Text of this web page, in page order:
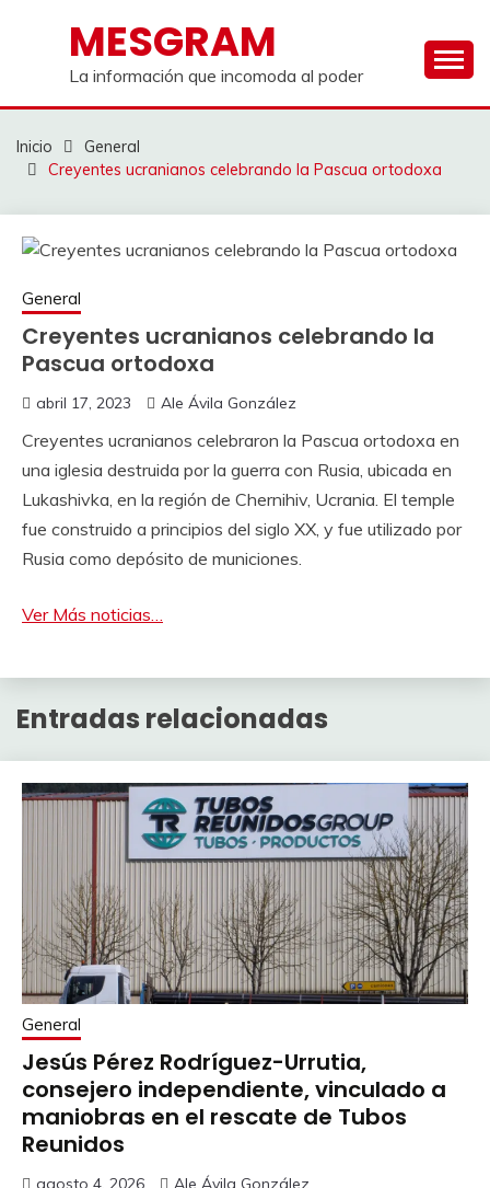
contenidoMESGRAM
La información que incomoda al poder
Inicio
General
Creyentes ucranianos celebrando la Pascua ortodoxa
General
Creyentes ucranianos celebrando la
Pascua ortodoxa
abril 17, 2023 Ale Ávila González
Creyentes ucranianos celebraron la Pascua ortodoxa en
una iglesia destruida por la guerra con Rusia, ubicada en
Lukashivka, en la región de Chernihiv, Ucrania. El temple
fue construido a principios del siglo XX, y fue utilizado por
Rusia como depósito de municiones.
Ver Más noticias…
Entradas relacionadas
General
Jesús Pérez Rodríguez-Urrutia,
consejero independiente, vinculado a
maniobras en el rescate de Tubos
Reunidos
agosto 4, 2026 Ale Ávila González